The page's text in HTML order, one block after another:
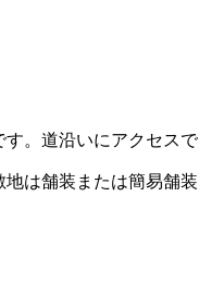
。道沿いにアクセスで
は舗装または簡易舗装